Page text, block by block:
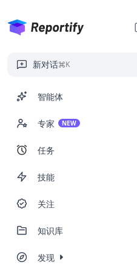
新对话 K
智能体
专家 NEW
任务
技能
关注
知识库
发现